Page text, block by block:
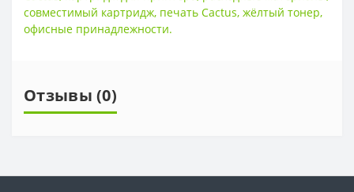
совместимый картридж, печать Cactus, жёлтый тонер,
офисные принадлежности.
Отзывы (0)